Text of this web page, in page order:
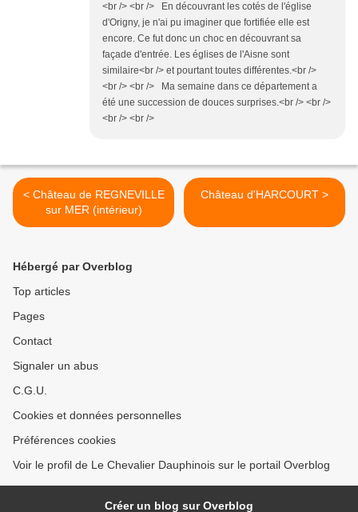
<br /> <br /> En découvrant les cotés de l'église
d'Origny, je n'ai pu imaginer que fortifiée elle est
encore. Ce fut donc un choc en découvrant sa
façade d'entrée. Les églises de l'Aisne sont
similaire<br /> et pourtant toutes différentes.<br />
<br /> <br /> Ma semaine dans ce département a
été une succession de douces surprises.<br /> <br />
<br /> <br />
< Château de REGNEVILLE
sur MER (intérieur)
Château d'HARCOURT >
Hébergé par Overblog
Top articles
Pages
Contact
Signaler un abus
C.G.U.
Cookies et données personnelles
Préférences cookies
Voir le profil de Le Chevalier Dauphinois sur le portail Overblog
Créer un blog sur Overblog